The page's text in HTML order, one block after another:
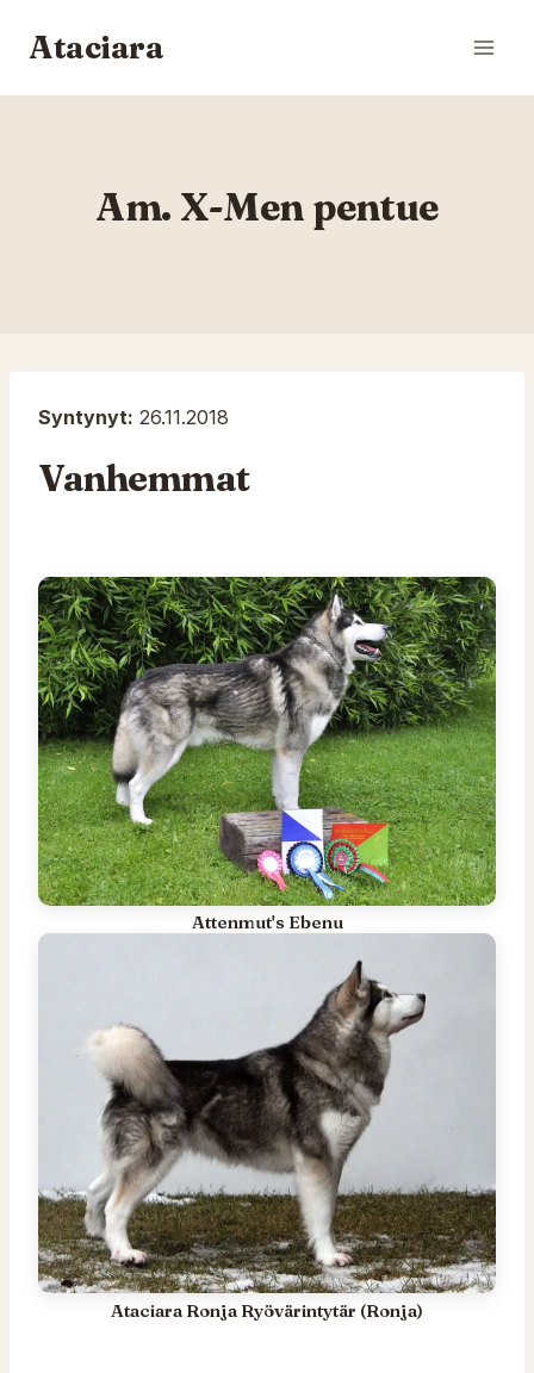
sisältöön
Ataciara
Am. X-Men pentue
Syntynyt: 26.11.2018
Vanhemmat
Attenmut's Ebenu
Ataciara Ronja Ryövärintytär (Ronja)